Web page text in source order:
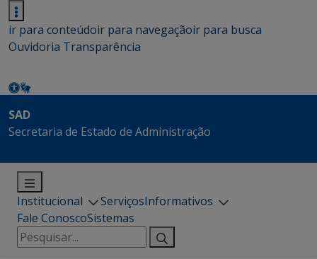
ir para conteúdoir para navegaçãoir para busca
Ouvidoria Transparência
SAD
Secretaria de Estado de Administração
Institucional ServiçosInformativos
Fale ConoscoSistemas
Pesquisar
por: